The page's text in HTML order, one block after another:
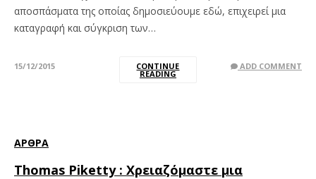
αποσπάσματα της οποίας δημοσιεύουμε εδώ, επιχειρεί μια
καταγραφή και σύγκριση των…
15/12/2015 CONTINUE
READING
ADD COMMENT
ΆΡΘΡΑ
Thomas Piketty : Χρειαζόμαστε μια